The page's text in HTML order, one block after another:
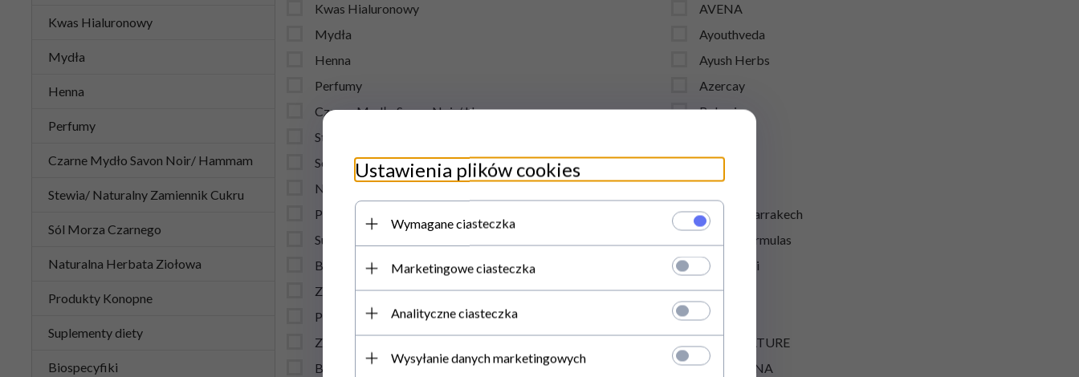
Kwas Hialuronowy
Mydła
Henna
Perfumy
Czarne Mydło Savon Noir/ Hammam
Stewia/ Naturalny Zamiennik Cukru
Sól Morza Czarnego
Naturalna Herbata Ziołowa
Produkty Konopne
Suplementy diety
Biospecyfiki
Kwas Hialuronowy
Mydła
Henna
Perfumy
Czarne Mydło Savon Noir/ Hammam
Stewia/ Naturalny Zamiennik Cukru
Sól Morza Czarnego
Naturalna Herbata Ziołowa
Produkty Konopne
Suplementy diety
Biospecyfiki
Zestawy kosmetyczne
Półprodukty do kosmetyków naturalnych
Zdrowa Żywność
Bestsellery
AVENA
Ayouthveda
Ayush Herbs
Azercay
Babaria
Ban Labs
Beaute Marrakech
Beauty Formulas
Beauty Kei
Bebevisa
BELL
BELLE NATURE
BEN&ANNA
Ustawienia plików cookies
Wymagane ciasteczka
Marketingowe ciasteczka
Analityczne ciasteczka
Wysyłanie danych marketingowych